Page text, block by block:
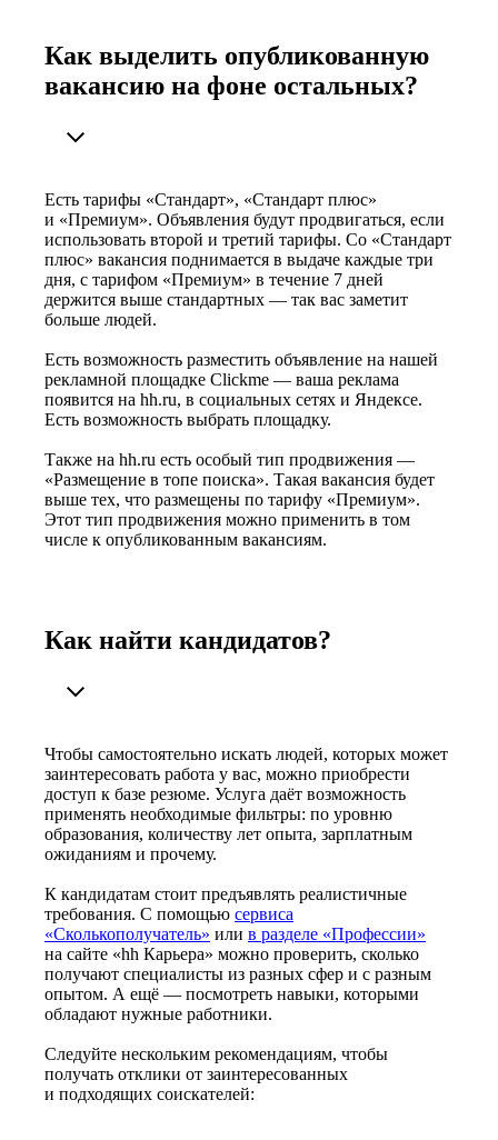
Как выделить опубликованную
вакансию на фоне остальных?
Есть тарифы «Стандарт», «Стандарт плюс»
и «Премиум». Объявления будут продвигаться, если
использовать второй и третий тарифы. Со «Стандарт
плюс» вакансия поднимается в выдаче каждые три
дня, с тарифом «Премиум» в течение 7 дней
держится выше стандартных — так вас заметит
больше людей.
Есть возможность разместить объявление на нашей
рекламной площадке Clickme — ваша реклама
появится на hh.ru, в социальных сетях и Яндексе.
Есть возможность выбрать площадку.
Также на hh.ru есть особый тип продвижения —
«Размещение в топе поиска». Такая вакансия будет
выше тех, что размещены по тарифу «Премиум».
Этот тип продвижения можно применить в том
числе к опубликованным вакансиям.
Как найти кандидатов?
Чтобы самостоятельно искать людей, которых может
заинтересовать работа у вас, можно приобрести
доступ к базе резюме. Услуга даёт возможность
применять необходимые фильтры: по уровню
образования, количеству лет опыта, зарплатным
ожиданиям и прочему.
К кандидатам стоит предъявлять реалистичные
требования. С помощью сервиса
«Сколькополучатель» или в разделе «Профессии»
на сайте «hh Карьера» можно проверить, сколько
получают специалисты из разных сфер и с разным
опытом. А ещё — посмотреть навыки, которыми
обладают нужные работники.
Следуйте нескольким рекомендациям, чтобы
получать отклики от заинтересованных
и подходящих соискателей: